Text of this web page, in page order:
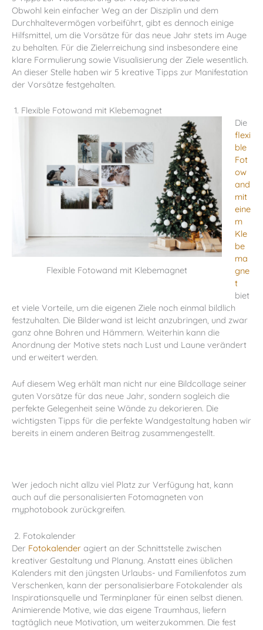
Obwohl kein einfacher Weg an der Disziplin und dem
Durchhaltevermögen vorbeiführt, gibt es dennoch einige
Hilfsmittel, um die Vorsätze für das neue Jahr stets im Auge
zu behalten. Für die Zielerreichung sind insbesondere eine
klare Formulierung sowie Visualisierung der Ziele wesentlich.
An dieser Stelle haben wir 5 kreative Tipps zur Manifestation
der Vorsätze festgehalten.
1. Flexible Fotowand mit Klebemagnet
Flexible Fotowand mit Klebemagnet
Die
flexi
ble
Fot
ow
and
mit
eine
m
Kle
be
ma
gne
t
biet
et viele Vorteile, um die eigenen Ziele noch einmal bildlich
festzuhalten. Die Bilderwand ist leicht anzubringen, und zwar
ganz ohne Bohren und Hämmern. Weiterhin kann die
Anordnung der Motive stets nach Lust und Laune verändert
und erweitert werden.
Auf diesem Weg erhält man nicht nur eine Bildcollage seiner
guten Vorsätze für das neue Jahr , sondern sogleich die
perfekte Gelegenheit seine Wände zu dekorieren. Die
wichtigsten Tipps für die perfekte Wandgestaltung haben wir
bereits in einem anderen Beitrag zusammengestellt.
Wer jedoch nicht allzu viel Platz zur Verfügung hat, kann
auch auf die personalisierten Fotomagneten von
myphotobook zurückgreifen.
2. Fotokalender
Der Fotokalender agiert an der Schnittstelle zwischen
kreativer Gestaltung und Planung. Anstatt eines üblichen
Kalenders mit den jüngsten Urlaubs- und Familienfotos zum
Verschenken, kann der personalisierbare Fotokalender als
Inspirationsquelle und Terminplaner für einen selbst dienen.
Animierende Motive, wie das eigene Traumhaus, liefern
tagtäglich neue Motivation, um weiterzukommen. Die fest